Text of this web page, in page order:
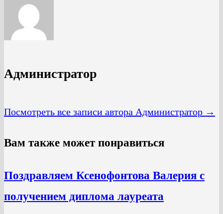
Администратор
Посмотреть все записи автора Администратор →
Вам также может понравиться
Поздравляем Ксенофонтова Валерия c
получением диплома лауреата